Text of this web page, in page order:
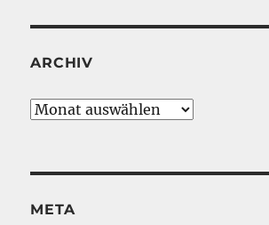
ARCHIV
Archiv
META